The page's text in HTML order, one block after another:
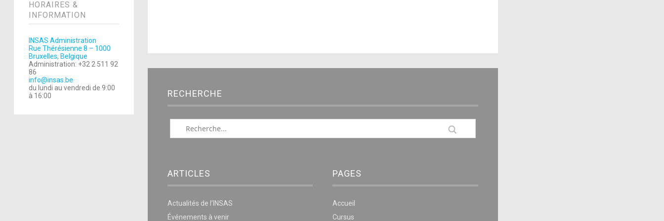
HORAIRES &
INFORMATION
INSAS Administration
Rue Thérésienne 8 – 1000
Bruxelles, Belgique
Administration: +32 2 511 92
86
info@insas.be
du lundi au vendredi de 9:00
à 16:00
RECHERCHE
ARTICLES
Actualités de l’INSAS
Événements à venir
PAGES
Accueil
Cursus